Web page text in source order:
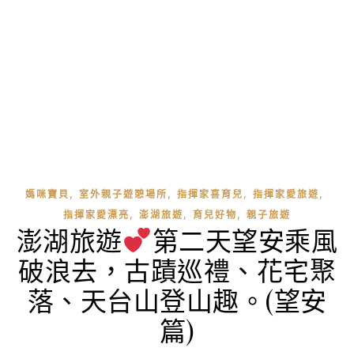
媽咪寶貝, 室外親子遊憩場所, 指揮家喜育兒, 指揮家愛旅遊,
指揮家愛漂亮, 澎湖旅遊, 育兒好物, 親子旅遊
澎湖旅遊
第二天望安乘風
破浪去，古蹟巡禮、花宅聚
落、天台山登山趣。(望安
篇)